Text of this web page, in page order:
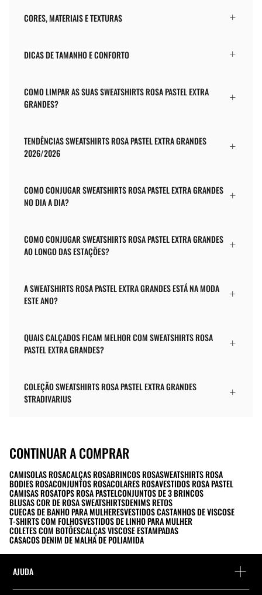
CORES, MATERIAIS E TEXTURAS
DICAS DE TAMANHO E CONFORTO
COMO LIMPAR AS SUAS SWEATSHIRTS ROSA PASTEL EXTRA
GRANDES?
TENDÊNCIAS SWEATSHIRTS ROSA PASTEL EXTRA GRANDES
2026/2026
COMO CONJUGAR SWEATSHIRTS ROSA PASTEL EXTRA GRANDES
NO DIA A DIA?
COMO CONJUGAR SWEATSHIRTS ROSA PASTEL EXTRA GRANDES
AO LONGO DAS ESTAÇÕES?
A SWEATSHIRTS ROSA PASTEL EXTRA GRANDES ESTÁ NA MODA
ESTE ANO?
QUAIS CALÇADOS FICAM MELHOR COM SWEATSHIRTS ROSA
PASTEL EXTRA GRANDES?
COLEÇÃO SWEATSHIRTS ROSA PASTEL EXTRA GRANDES
STRADIVARIUS
CONTINUAR A COMPRAR
CAMISOLAS ROSACALÇAS ROSABRINCOS ROSASWEATSHIRTS ROSA
BODIES ROSACONJUNTOS ROSACOLARES ROSAVESTIDOS ROSA PASTEL
CAMISAS ROSATOPS ROSA PASTELCONJUNTOS DE 3 BRINCOS
BLUSAS COR DE ROSA SWEATSHIRTSDENIMS RETOS
CUECAS DE BANHO PARA MULHERESVESTIDOS CASTANHOS DE VISCOSE
T-SHIRTS COM FOLHOSVESTIDOS DE LINHO PARA MULHER
COLETES COM BOTÕESCALÇAS VISCOSE ESTAMPADAS
CASACOS DENIM DE MALHA DE POLIAMIDA
AJUDA